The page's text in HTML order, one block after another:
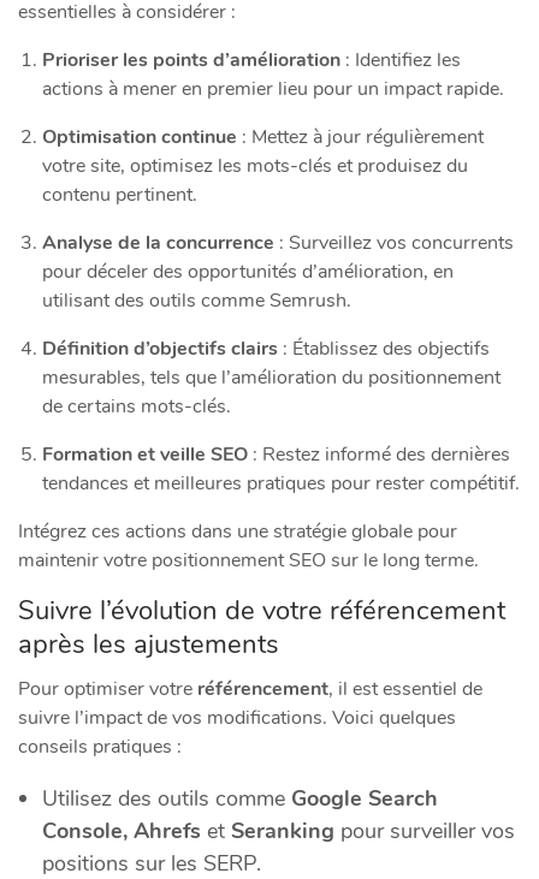
essentielles à considérer :
Prioriser les points d’amélioration : Identifiez les
actions à mener en premier lieu pour un impact rapide.
Optimisation continue : Mettez à jour régulièrement
votre site, optimisez les mots-clés et produisez du
contenu pertinent.
Analyse de la concurrence : Surveillez vos concurrents
pour déceler des opportunités d’amélioration, en
utilisant des outils comme Semrush.
Définition d’objectifs clairs : Établissez des objectifs
mesurables, tels que l’amélioration du positionnement
de certains mots-clés.
Formation et veille SEO : Restez informé des dernières
tendances et meilleures pratiques pour rester compétitif.
Intégrez ces actions dans une stratégie globale pour
maintenir votre positionnement SEO sur le long terme.
Suivre l’évolution de votre référencement
après les ajustements
Pour optimiser votre référencement, il est essentiel de
suivre l’impact de vos modifications. Voici quelques
conseils pratiques :
Utilisez des outils comme Google Search
Console, Ahrefs et Seranking pour surveiller vos
positions sur les SERP.